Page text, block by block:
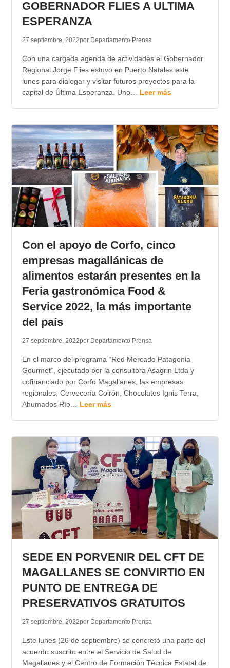
GOBERNADOR FLIES A ULTIMA
ESPERANZA
27 septiembre, 2022por Departamento Prensa
Con una cargada agenda de actividades el Gobernador
Regional Jorge Flies estuvo en Puerto Natales este
lunes para dialogar y visitar futuros proyectos para la
capital de Última Esperanza. Uno… Leer más
Con el apoyo de Corfo, cinco
empresas magallánicas de
alimentos estarán presentes en la
Feria gastronómica Food &
Service 2022, la más importante
del país
27 septiembre, 2022por Departamento Prensa
En el marco del programa “Red Mercado Patagonia
Gourmet”, ejecutado por la consultora Asagrin Ltda y
cofinanciado por Corfo Magallanes, las empresas
regionales; Cervecería Coirón, Chocolates Ignis Terra,
Ahumados Río… Leer más
SEDE EN PORVENIR DEL CFT DE
MAGALLANES SE CONVIRTIO EN
PUNTO DE ENTREGA DE
PRESERVATIVOS GRATUITOS
27 septiembre, 2022por Departamento Prensa
Este lunes (26 de septiembre) se concretó una parte del
acuerdo suscrito entre el Servicio de Salud de
Magallanes y el Centro de Formación Técnica Estatal de